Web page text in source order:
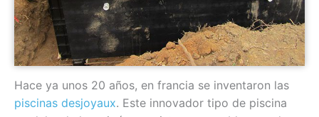
Hace ya unos 20 años, en francia se inventaron las
piscinas desjoyaux. Este innovador tipo de piscina